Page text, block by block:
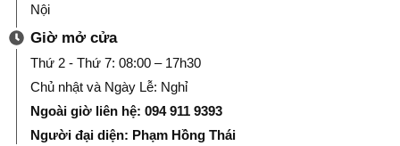
Nội
Giờ mở cửa
Thứ 2 - Thứ 7: 08:00 – 17h30
Chủ nhật và Ngày Lễ: Nghỉ
Ngoài giờ liên hệ: 094 911 9393
Người đại diện: Phạm Hồng Thái